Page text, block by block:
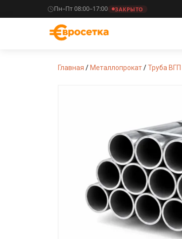
Пн–Пт 08:00–17:00 ЗАКРЫТО
Главная / Металлопрокат/Труба ВГП